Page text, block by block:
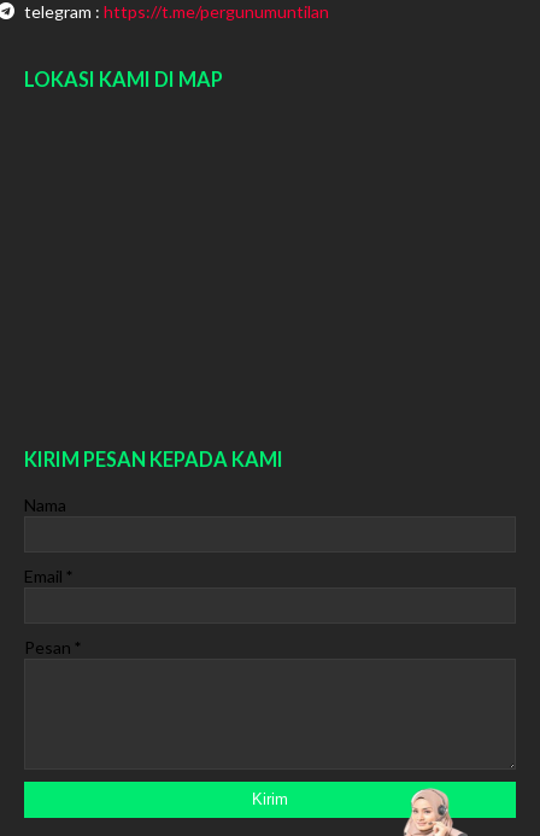
telegram : https://t.me/pergunumuntilan
LOKASI KAMI DI MAP
KIRIM PESAN KEPADA KAMI
Nama
Email *
Pesan *